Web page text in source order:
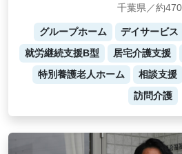
千葉県／約
グループホーム デイサービス
就労継続支援B型
居宅介護支援
特別養護老人ホーム
相談支援
訪問介護